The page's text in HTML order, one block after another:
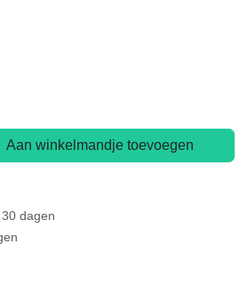
Aan winkelmandje toevoegen
dagen